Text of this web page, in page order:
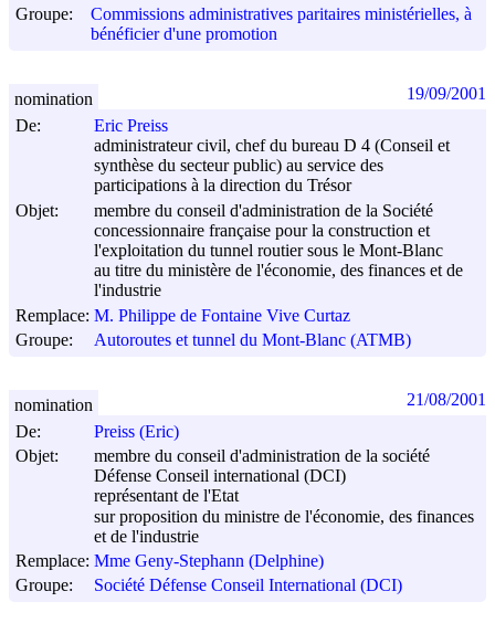
Groupe:
Commissions administratives paritaires ministérielles, à
bénéficier d'une promotion
De:
Eric Preiss
administrateur civil, chef du bureau D 4 (Conseil et
synthèse du secteur public) au service des
participations à la direction du Trésor
Objet:
membre du conseil d'administration de la Société
concessionnaire française pour la construction et
l'exploitation du tunnel routier sous le Mont-Blanc
au titre du ministère de l'économie, des finances et de
l'industrie
Remplace: M. Philippe de Fontaine Vive Curtaz
Groupe:
Autoroutes et tunnel du Mont-Blanc (ATMB)
nomination 19/09/2001
De:
Preiss (Eric)
Objet:
membre du conseil d'administration de la société
Défense Conseil international (DCI)
représentant de l'Etat
sur proposition du ministre de l'économie, des finances
et de l'industrie
Remplace: Mme Geny-Stephann (Delphine)
Groupe:
Société Défense Conseil International (DCI)
nomination 21/08/2001